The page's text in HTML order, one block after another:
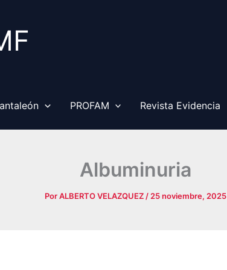
PROFAM Revista Evidencia
Albuminuria
PorALBERTO VELAZQUEZ / 25 noviembre, 2025